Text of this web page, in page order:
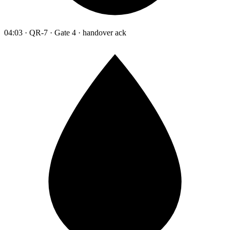
04:03 · QR-7 · Gate 4 · handover ack